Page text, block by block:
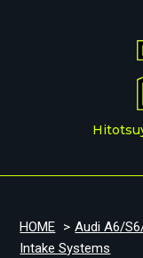
HOME > Audi A6/
Intake Systems